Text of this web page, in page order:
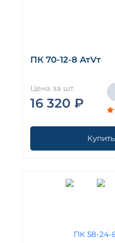
ПК 70-12-8 АтVт
Цена за шт.
16 320 ₽
Купить